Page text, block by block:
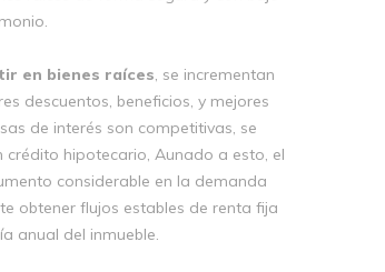
en bienes raíces, se incrementan
descuentos, beneficios, y mejores
de interés son competitivas, se
hipotecario, Aunado a esto, el
considerable en la demanda
obtener flujos estables de renta fija
anual del inmueble.